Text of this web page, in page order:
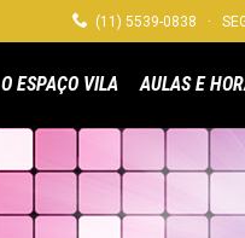
 (11) 5539-0838 ·
O ESPAÇO VILA AULAS E